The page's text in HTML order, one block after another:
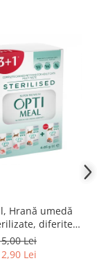
Hrană umedă
diferite
(3+1), 0.34kg
Lei
Lei